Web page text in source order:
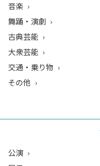
音楽
舞踊・演劇
古典芸能
大衆芸能
交通・乗り物
その他
公演